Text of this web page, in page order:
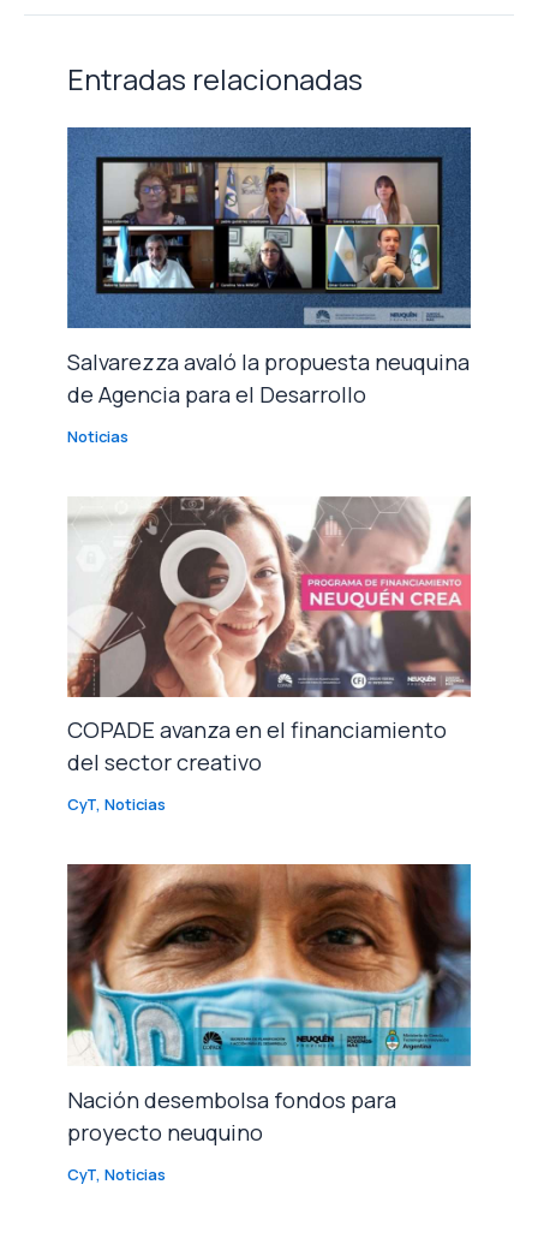
Entradas relacionadas
Salvarezza avaló la propuesta neuquina
de Agencia para el Desarrollo
Noticias
COPADE avanza en el financiamiento
del sector creativo
CyT,Noticias
Nación desembolsa fondos para
proyecto neuquino
CyT,Noticias